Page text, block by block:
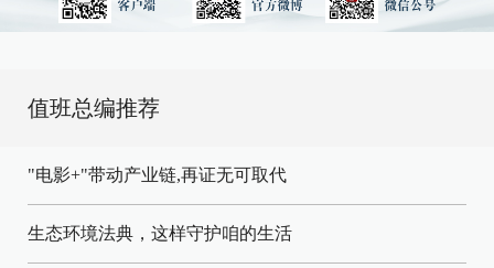
值班总编推荐
"电影+"带动产业链,再证无可取代
生态环境法典，这样守护咱的生活